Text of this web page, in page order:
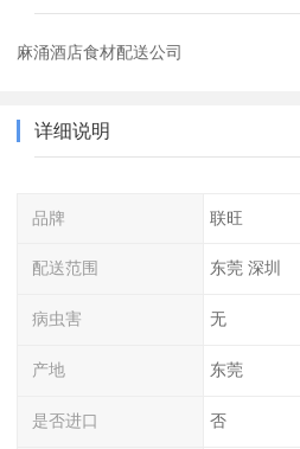
麻涌酒店食材配送公司
详细说明
品牌 联旺
配送范围 东莞 深圳
病虫害 无
产地 东莞
是否进口 否